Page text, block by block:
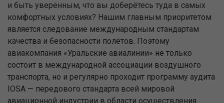
и быть уверенным, что вы доберётесь туда в самых
комфортных условиях? Нашим главным приоритетом
является следование международным стандартам
качества и безопасности полётов. Поэтому
авиакомпания «Уральские авиалинии» не только
состоит в международной ассоциации воздушного
транспорта, но и регулярно проходит программу аудита
IOSA — передового стандарта всей мировой
авиационной индустрии в области осуществления